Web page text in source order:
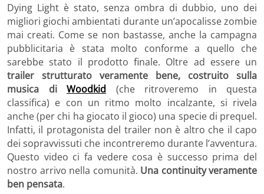
Dying Light è stato, senza ombra di dubbio, uno dei
migliori giochi ambientati durante un’apocalisse zombie
mai creati. Come se non bastasse, anche la campagna
pubblicitaria è stata molto conforme a quello che
sarebbe stato il prodotto finale. Oltre ad essere un
trailer strutturato veramente bene, costruito sulla
musica di Woodkid (che ritroveremo in questa
classifica) e con un ritmo molto incalzante, si rivela
anche (per chi ha giocato il gioco) una specie di prequel.
Infatti, il protagonista del trailer non è altro che il capo
dei sopravvissuti che incontreremo durante l’avventura.
Questo video ci fa vedere cosa è successo prima del
nostro arrivo nella comunità. Una continuity veramente
ben pensata.